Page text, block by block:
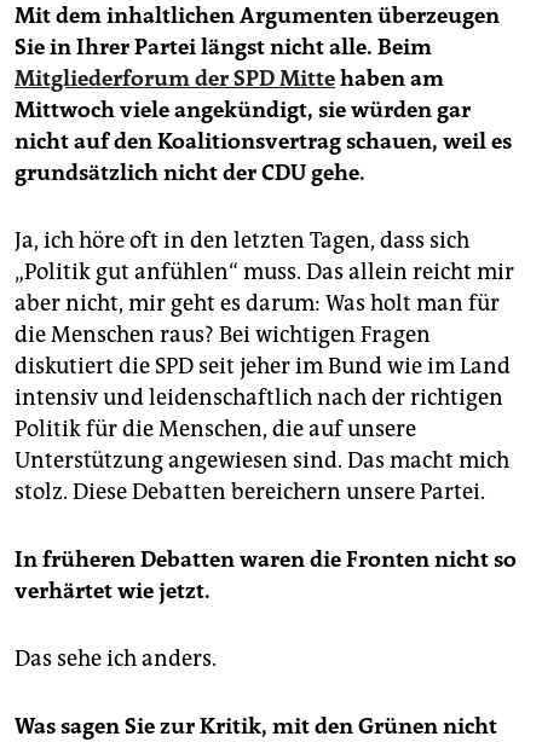
Mit dem inhaltlichen Argumenten überzeugen
Sie in Ihrer Partei längst nicht alle. Beim
Mitgliederforum der SPD Mittehaben am
Mittwoch viele angekündigt, sie würden gar
nicht auf den Koalitionsvertrag schauen, weil es
grundsätzlich nicht der CDU gehe.
Ja, ich höre oft in den letzten Tagen, dass sich
„Politik gut anfühlen“ muss. Das allein reicht mir
aber nicht, mir geht es darum: Was holt man für
die Menschen raus? Bei wichtigen Fragen
diskutiert die SPD seit jeher im Bund wie im Land
intensiv und leidenschaftlich nach der richtigen
Politik für die Menschen, die auf unsere
Unterstützung angewiesen sind. Das macht mich
stolz. Diese Debatten bereichern unsere Partei.
In früheren Debatten waren die Fronten nicht so
verhärtet wie jetzt.
Das sehe ich anders.
Was sagen Sie zur Kritik, mit den Grünen nicht